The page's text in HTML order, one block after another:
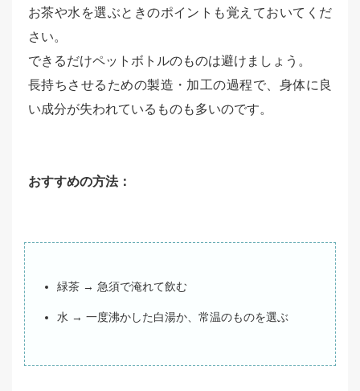
お茶や水を選ぶときのポイントも覚えておいてくだ
さい。
できるだけペットボトルのものは避けましょう。
長持ちさせるための製造・加工の過程で、身体に良
い成分が失われているものも多いのです。
おすすめの方法：
緑茶 → 急須で淹れて飲む
水 → 一度沸かした白湯か、常温のものを選ぶ